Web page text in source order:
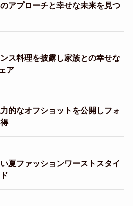
アプローチと幸せな未来を見つ
ス料理を披露し家族との幸せな
ア
的なオフショットを公開しフォ
夏ファッションワーストスタイ